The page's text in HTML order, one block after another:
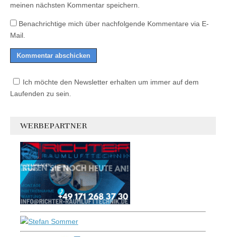
meinen nächsten Kommentar speichern.
Benachrichtige mich über nachfolgende Kommentare via E-
Mail.
Ich möchte den Newsletter erhalten um immer auf dem
Laufenden zu sein.
WERBEPARTNER